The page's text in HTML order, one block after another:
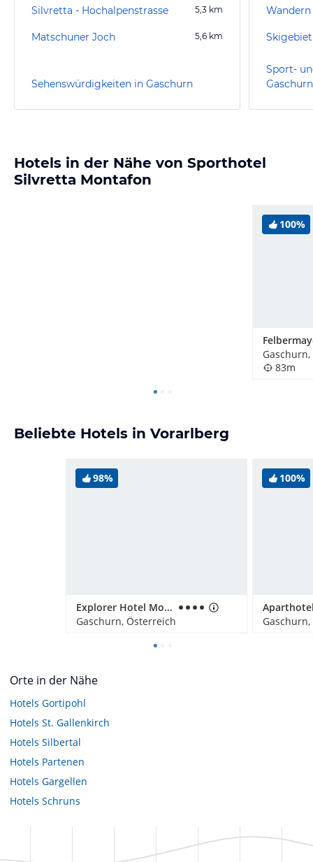
Silvretta - Hochalpenstrasse 5,3 km
Matschuner Joch 5,6 km
Sehenswürdigkeiten in Gaschurn
Sport-
Gaschurn
Hotels in der Nähe von Sporthotel
Silvretta Montafon
100%
83m
Beliebte Hotels in Vorarlberg
98%
Explorer Hotel Montafon
Gaschurn, Österreich
100%
Orte in der Nähe
Hotels Gortipohl
Hotels St. Gallenkirch
Hotels Silbertal
Hotels Partenen
Hotels Gargellen
Hotels Schruns